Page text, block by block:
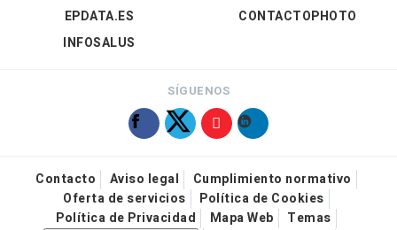
EPDATA.ES
INFOSALUS
CONTACTOPHOTO
SÍGUENOS
Contacto Aviso legal
Cumplimiento normativo
Oferta de servicios
Política de Cookies
Política de Privacidad
Mapa Web
Temas